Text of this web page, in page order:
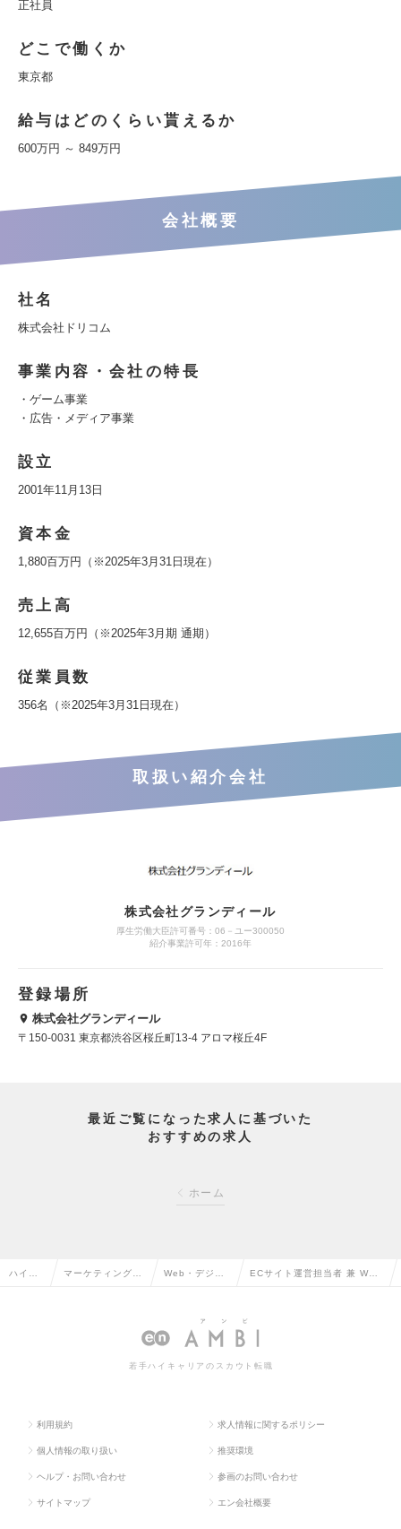
正社員
どこで働くか
東京都
給与はどのくらい貰えるか
600万円 ～ 849万円
会社概要
社名
株式会社ドリコム
事業内容・会社の特長
・ゲーム事業
・広告・メディア事業
設立
2001年11月13日
資本金
1,880百万円（※2025年3月31日現在）
売上高
12,655百万円（※2025年3月期 通期）
従業員数
356名（※2025年3月31日現在）
取扱い紹介会社
株式会社グランディール
厚生労働大臣許可番号：06－ユー300050
紹介事業許可年：2016年
登録場所
株式会社グランディール
〒150-0031 東京都渋谷区桜丘町13-4 アロマ桜丘4F
最近ご覧になった求人に基づいた
おすすめの求人
ホーム
ハイク マーケティング・ Web・デジタ
ングの転職
ECサイト運営担当者 兼 Web
ダー）の求人情報
若手ハイキャリアのスカウト転職
利用規約 求人情報に関するポリシー
個人情報の取り扱い 推奨環境
ヘルプ・お問い合わせ 参画のお問い合わせ
サイトマップ エン会社概要